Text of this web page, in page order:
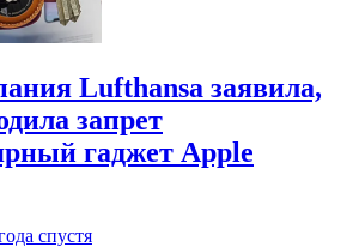
Lufthansa заявила,
запрет
гаджет Apple
спустя